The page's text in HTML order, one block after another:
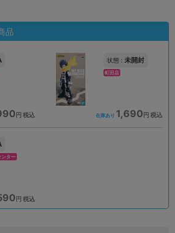
品
円 税込
状態 : 未開封
町田店
在庫あり 1,690円 税込
ンター
円 税込